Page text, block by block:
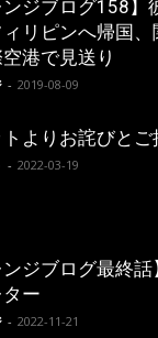
ンジブログ158】
リピンへ帰国、
港で見送り
- 2019-08-09
よりお詫びとご
- 2022-03-19
ンジブログ最終話
ー
- 2022-11-21